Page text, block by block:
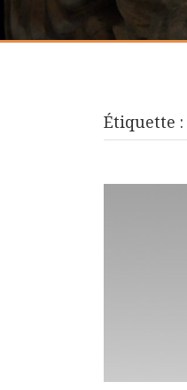
Étiquette :